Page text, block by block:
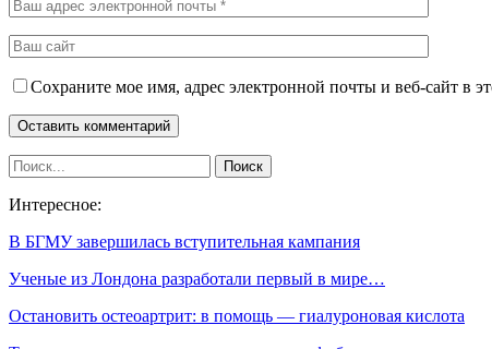
Сохраните мое имя, адрес электронной почты и веб-сайт в
Интересное:
В БГМУ завершилась вступительная кампания
Ученые из Лондона разработали первый в мире…
Остановить остеоартрит: в помощь — гиалуроновая кислота